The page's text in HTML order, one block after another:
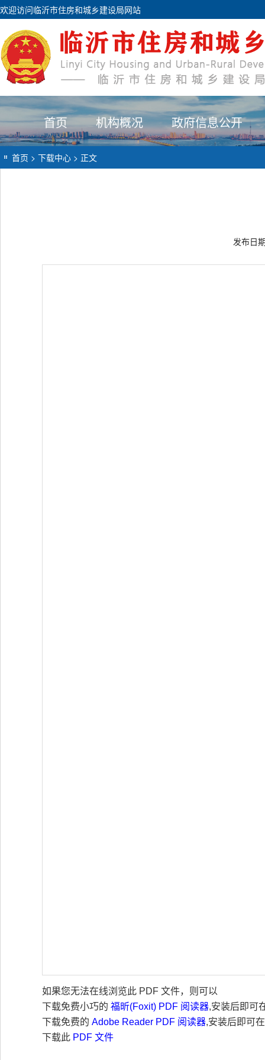
欢迎访问临沂市住房和城乡建设局网站
首页 机构概况 政府信息公开
首页 > 下载中心 > 正文
发布日
如果您无法在线浏览此 PDF 文件，则可以
下载免费小巧的 福昕(Foxit) PDF 阅读器,安装后即可
下载免费的 Adobe Reader PDF 阅读器,安装后即可
下载此 PDF 文件